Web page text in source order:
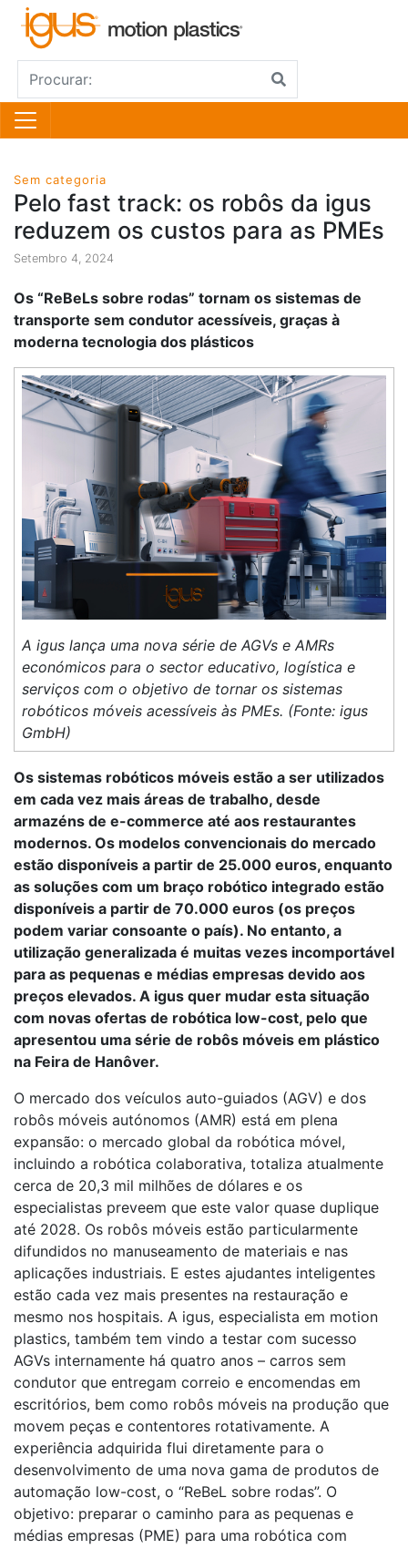
Sem categoria
Pelo fast track: os robôs da igus
reduzem os custos para as PMEs
Setembro 4, 2024
Os “ReBeLs sobre rodas” tornam os sistemas de
transporte sem condutor acessíveis, graças à
moderna tecnologia dos plásticos
A igus lança uma nova série de AGVs e AMRs
económicos para o sector educativo, logística e
serviços com o objetivo de tornar os sistemas
robóticos móveis acessíveis às PMEs. (Fonte: igus
GmbH)
Os sistemas robóticos móveis estão a ser utilizados
em cada vez mais áreas de trabalho, desde
armazéns de e-commerce até aos restaurantes
modernos. Os modelos convencionais do mercado
estão disponíveis a partir de 25.000 euros, enquanto
as soluções com um braço robótico integrado estão
disponíveis a partir de 70.000 euros (os preços
podem variar consoante o país). No entanto, a
utilização generalizada é muitas vezes incomportável
para as pequenas e médias empresas devido aos
preços elevados. A igus quer mudar esta situação
com novas ofertas de robótica low-cost, pelo que
apresentou uma série de robôs móveis em plástico
na Feira de Hanôver.
O mercado dos veículos auto-guiados (AGV) e dos
robôs móveis autónomos (AMR) está em plena
expansão: o mercado global da robótica móvel,
incluindo a robótica colaborativa, totaliza atualmente
cerca de 20,3 mil milhões de dólares e os
especialistas preveem que este valor quase duplique
até 2028. Os robôs móveis estão particularmente
difundidos no manuseamento de materiais e nas
aplicações industriais. E estes ajudantes inteligentes
estão cada vez mais presentes na restauração e
mesmo nos hospitais. A igus, especialista em motion
plastics, também tem vindo a testar com sucesso
AGVs internamente há quatro anos – carros sem
condutor que entregam correio e encomendas em
escritórios, bem como robôs móveis na produção que
movem peças e contentores rotativamente. A
experiência adquirida flui diretamente para o
desenvolvimento de uma nova gama de produtos de
automação low-cost, o “ReBeL sobre rodas”. O
objetivo: preparar o caminho para as pequenas e
médias empresas (PME) para uma robótica com